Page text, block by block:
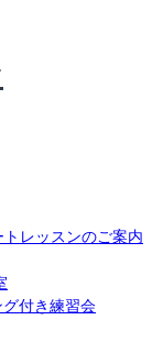
レッスンのご案内
付き練習会